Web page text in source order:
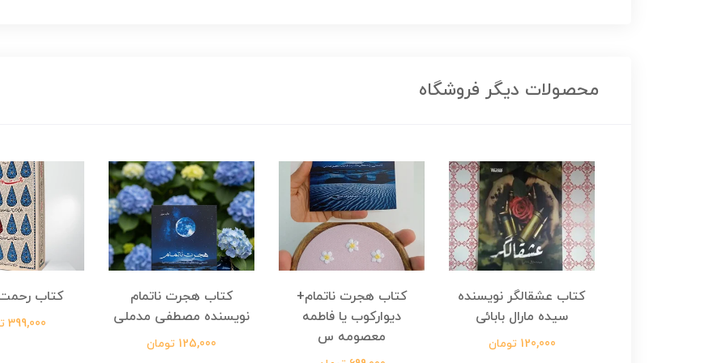
محصولات دیگر فروشگاه
کتاب عشقالگر نویسنده
سیده مارال بابائی
120,000 تومان
کتاب هجرت ناتمام+
دیوارکوب یا فاطمه
معصومه س
کتاب هجرت ناتمام
نویسنده مصطفی مدملی
125,000 تومان
کتاب
399,000 تومان